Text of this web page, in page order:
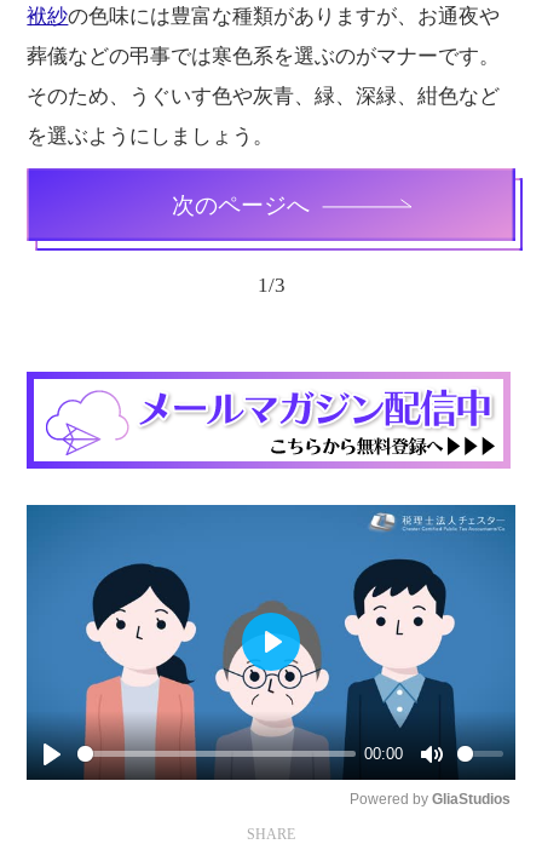
袱紗の色味には豊富な種類がありますが、お通夜や
葬儀などの弔事では寒色系を選ぶのがマナーです。
そのため、うぐいす色や灰青、緑、深緑、紺色など
を選ぶようにしましょう。
次のページへ
1/3
Play
00:00
Mute
Play
Powered by GliaStudios
SHARE